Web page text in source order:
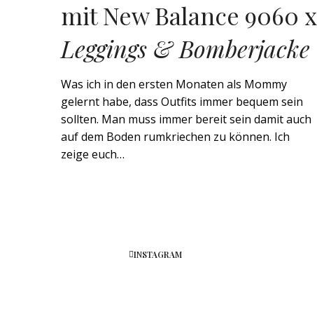
mit New Balance 9060 x
Leggings & Bomberjacke
Was ich in den ersten Monaten als Mommy
gelernt habe, dass Outfits immer bequem sein
sollten. Man muss immer bereit sein damit auch
auf dem Boden rumkriechen zu können. Ich
zeige euch…
INSTAGRAM